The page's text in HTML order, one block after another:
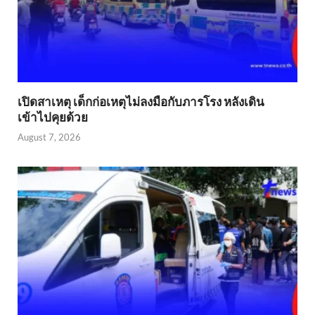
เปิดสาเหตุ เด็กก่อเหตุไม่ลงมือกับภารโรง หลังเดิน
เข้าไปคุยด้วย
August 7, 2026